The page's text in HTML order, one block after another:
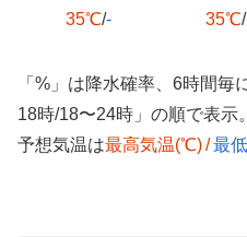
35℃/-
35℃/
「%」は降水確率、6時間
18時/18〜24時」の順で表示。
予想気温は最高気温(℃)/最